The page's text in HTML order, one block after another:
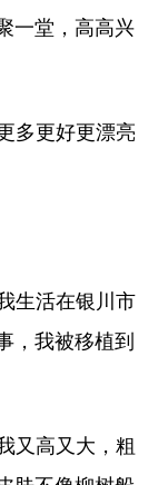
一堂，高高兴
多更好更漂亮
生活在银川市
，我被移植到
又高又大，粗